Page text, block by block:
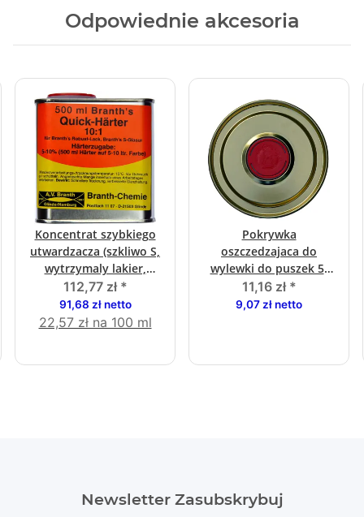
Odpowiednie akcesoria
Koncentrat szybkiego
utwardzacza (szkliwo S,
wytrzymaly lakier,
kolory miki 3w1)
112,77 zł *
91,68 zł netto
22,57 zł na 100 ml
Pokrywka
oszczedzajaca do
wylewki do puszek 5-
litrowych
11,16 zł *
9,07 zł netto
Newsletter Zasubskrybuj